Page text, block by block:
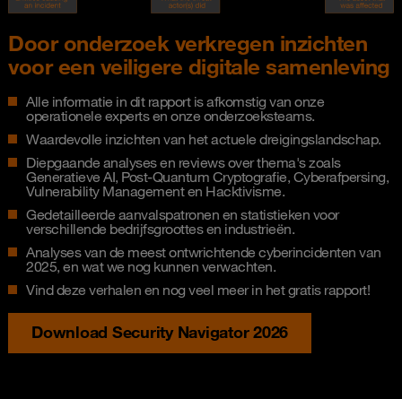
Door onderzoek verkregen inzichten
voor een veiligere digitale samenleving
Alle informatie in dit rapport is afkomstig van onze
operationele experts en onze onderzoeksteams.
Waardevolle inzichten van het actuele dreigingslandschap.
Diepgaande analyses en reviews over thema's zoals
Generatieve AI, Post-Quantum Cryptografie, Cyberafpersing,
Vulnerability Management en Hacktivisme.
Gedetailleerde aanvalspatronen en statistieken voor
verschillende bedrijfsgroottes en industrieën.
Analyses van de meest ontwrichtende cyberincidenten van
2025, en wat we nog kunnen verwachten.
Vind deze verhalen en nog veel meer in het gratis rapport!
Download Security Navigator 2026